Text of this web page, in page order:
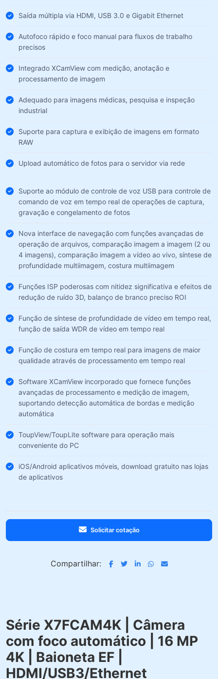
Saída múltipla via HDMI, USB 3.0 e Gigabit Ethernet
Autofoco rápido e foco manual para fluxos de trabalho
precisos
Integrado XCamView com medição, anotação e
processamento de imagem
Adequado para imagens médicas, pesquisa e inspeção
industrial
Suporte para captura e exibição de imagens em formato
RAW
Upload automático de fotos para o servidor via rede
Suporte ao módulo de controle de voz USB para controle de
comando de voz em tempo real de operações de captura,
gravação e congelamento de fotos
Nova interface de navegação com funções avançadas de
operação de arquivos, comparação imagem a imagem (2 ou
4 imagens), comparação imagem a vídeo ao vivo, síntese de
profundidade multiimagem, costura multiimagem
Funções ISP poderosas com nitidez significativa e efeitos de
redução de ruído 3D, balanço de branco preciso ROI
Função de síntese de profundidade de vídeo em tempo real,
função de saída WDR de vídeo em tempo real
Função de costura em tempo real para imagens de maior
qualidade através de processamento em tempo real
Software XCamView incorporado que fornece funções
avançadas de processamento e medição de imagem,
suportando detecção automática de bordas e medição
automática
ToupView/ToupLite software para operação mais
conveniente do PC
iOS/Android aplicativos móveis, download gratuito nas lojas
de aplicativos
Solicitar cotação
Compartilhar:
Série X7FCAM4K | Câmera
com foco automático | 16 MP
4K | Baioneta EF |
HDMI/USB3/Ethernet